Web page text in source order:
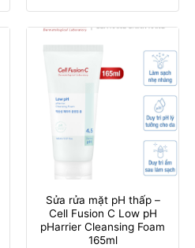
Sửa rửa mặt pH thấp –
Cell Fusion C Low pH
pHarrier Cleansing Foam
165ml